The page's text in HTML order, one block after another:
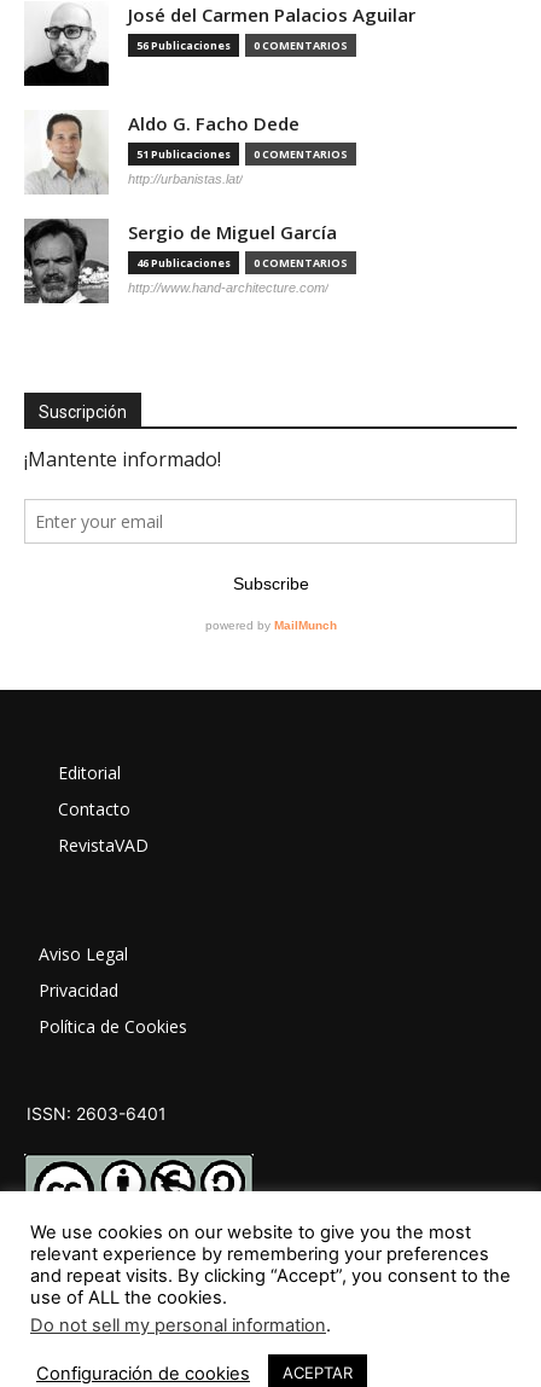
José del Carmen Palacios Aguilar
56 Publicaciones 0 COMENTARIOS
Aldo G. Facho Dede
51 Publicaciones 0 COMENTARIOS
http://urbanistas.lat/
Sergio de Miguel García
46 Publicaciones 0 COMENTARIOS
http://www.hand-architecture.com/
Suscripción
Editorial
Contacto
RevistaVAD
Aviso Legal
Privacidad
Política de Cookies
ISSN: 2603-6401
SÍGUENOS
We use cookies on our website to give you the most
relevant experience by remembering your preferences
and repeat visits. By clicking “Accept”, you consent to the
use of ALL the cookies.
Do not sell my personal information.
Configuración de cookies ACEPTAR